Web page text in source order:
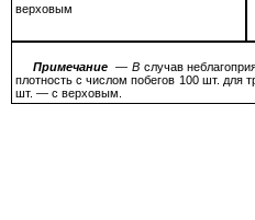
верховым
Примечание — В случав
плотность с числом побегов 100шт. для
шт. — с верховым.